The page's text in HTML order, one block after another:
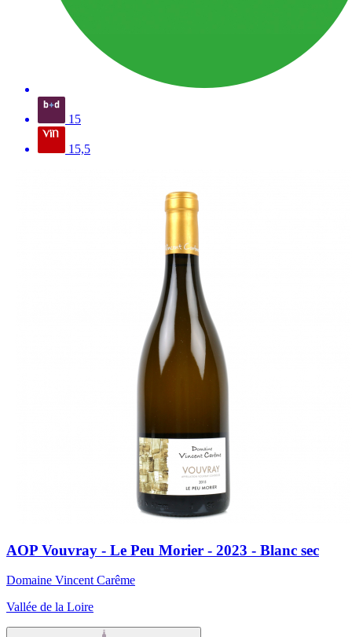
15
15,5
AOP Vouvray - Le Peu Morier - 2023 - Blanc sec
Domaine Vincent Carême
Vallée de la Loire